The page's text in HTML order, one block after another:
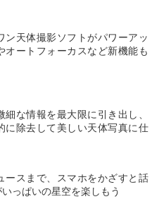
ン天体撮影ソフトがパワーアッ
オートフォーカスなど新機能も
な情報を最大限に引き出し、
に除去して美しい天体写真に仕
ースまで、スマホをかざすと話
っぱいの星空を楽しもう